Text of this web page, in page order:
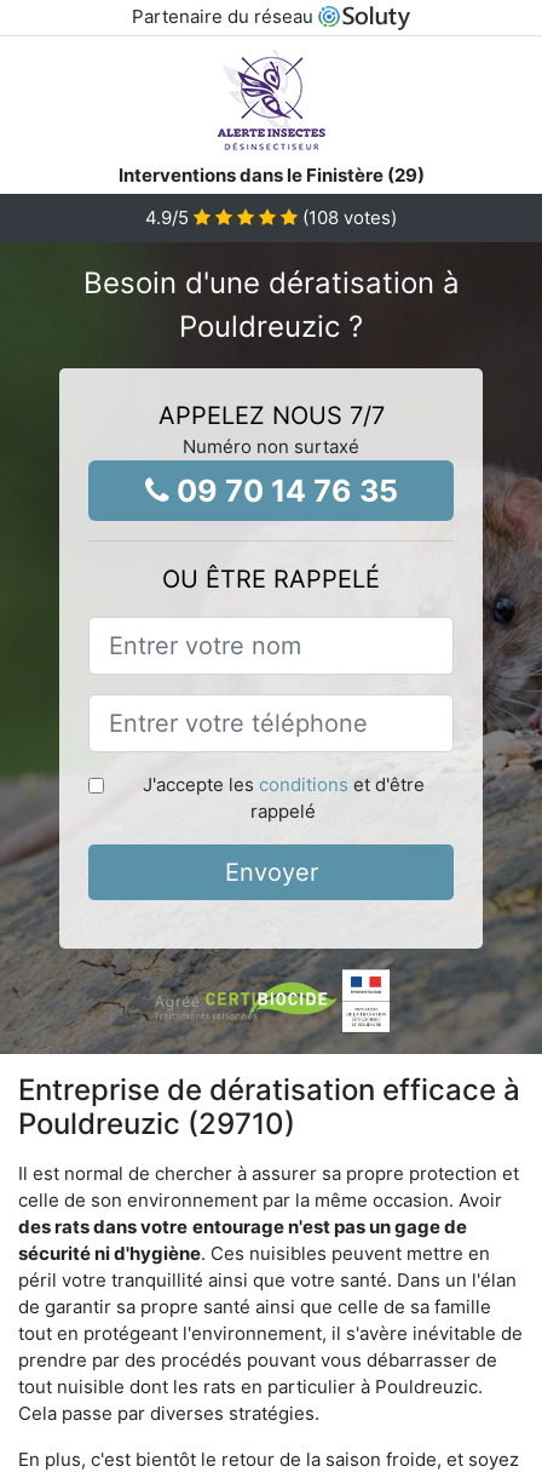
Partenaire du réseau
Interventions dans le Finistère (29)
4.9/5 (108 votes)
Besoin d'une dératisation à
Pouldreuzic ?
APPELEZ NOUS 7/7
Numéro non surtaxé
09 70 14 76 35
OU ÊTRE RAPPELÉ
J'accepte les conditions et d'être
rappelé
Envoyer
Entreprise de dératisation efficace à
Pouldreuzic (29710)
Il est normal de chercher à assurer sa propre protection et
celle de son environnement par la même occasion. Avoir
des rats dans votre entourage n'est pas un gage de
sécurité ni d'hygiène. Ces nuisibles peuvent mettre en
péril votre tranquillité ainsi que votre santé. Dans un l'élan
de garantir sa propre santé ainsi que celle de sa famille
tout en protégeant l'environnement, il s'avère inévitable de
prendre par des procédés pouvant vous débarrasser de
tout nuisible dont les rats en particulier à Pouldreuzic.
Cela passe par diverses stratégies.
En plus, c'est bientôt le retour de la saison froide, et soyez